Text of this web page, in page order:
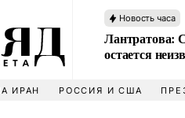
Новость часа
Лантратова:
остается
ИРАН РОССИЯ И США